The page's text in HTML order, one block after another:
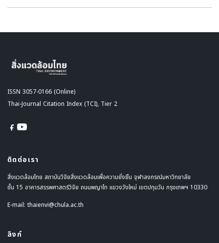
ISSN 3057-0166 (Online)
Thai-Journal Citation Index (TCI), Tier 2
ติดต่อเรา
สิ่งแวดล้อมไทย สถาบันวิจัยสิ่งแวดล้อมเพื่อความยั่งยืน จุฬาลงกรณ์มหาวิทยาลัย
ชั้น 15 อาคารสรรพศาสตร์วิจัย ถนนพญาไท แขวงวังใหม่ เขตปทุมวัน กรุงเทพฯ 10330
E-mail: thaienvi@chula.ac.th
ลิงก์